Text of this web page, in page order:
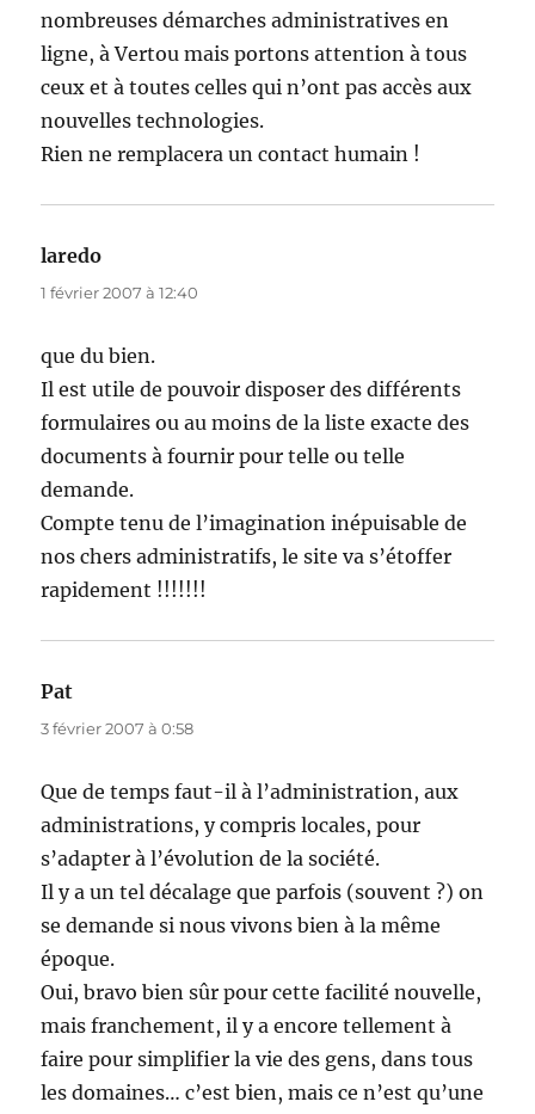
nombreuses démarches administratives en
ligne, à Vertou mais portons attention à tous
ceux et à toutes celles qui n’ont pas accès aux
nouvelles technologies.
Rien ne remplacera un contact humain !
laredo
1 février 2007 à 12:40
que du bien.
Il est utile de pouvoir disposer des différents
formulaires ou au moins de la liste exacte des
documents à fournir pour telle ou telle
demande.
Compte tenu de l’imagination inépuisable de
nos chers administratifs, le site va s’étoffer
rapidement !!!!!!!
Pat
3 février 2007 à 0:58
Que de temps faut-il à l’administration, aux
administrations, y compris locales, pour
s’adapter à l’évolution de la société.
Il y a un tel décalage que parfois (souvent ?) on
se demande si nous vivons bien à la même
époque.
Oui, bravo bien sûr pour cette facilité nouvelle,
mais franchement, il y a encore tellement à
faire pour simplifier la vie des gens, dans tous
les domaines… c’est bien, mais ce n’est qu’une